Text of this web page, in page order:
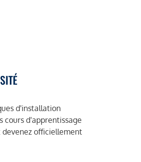
d'installation
cours d'apprentissage
officiellement